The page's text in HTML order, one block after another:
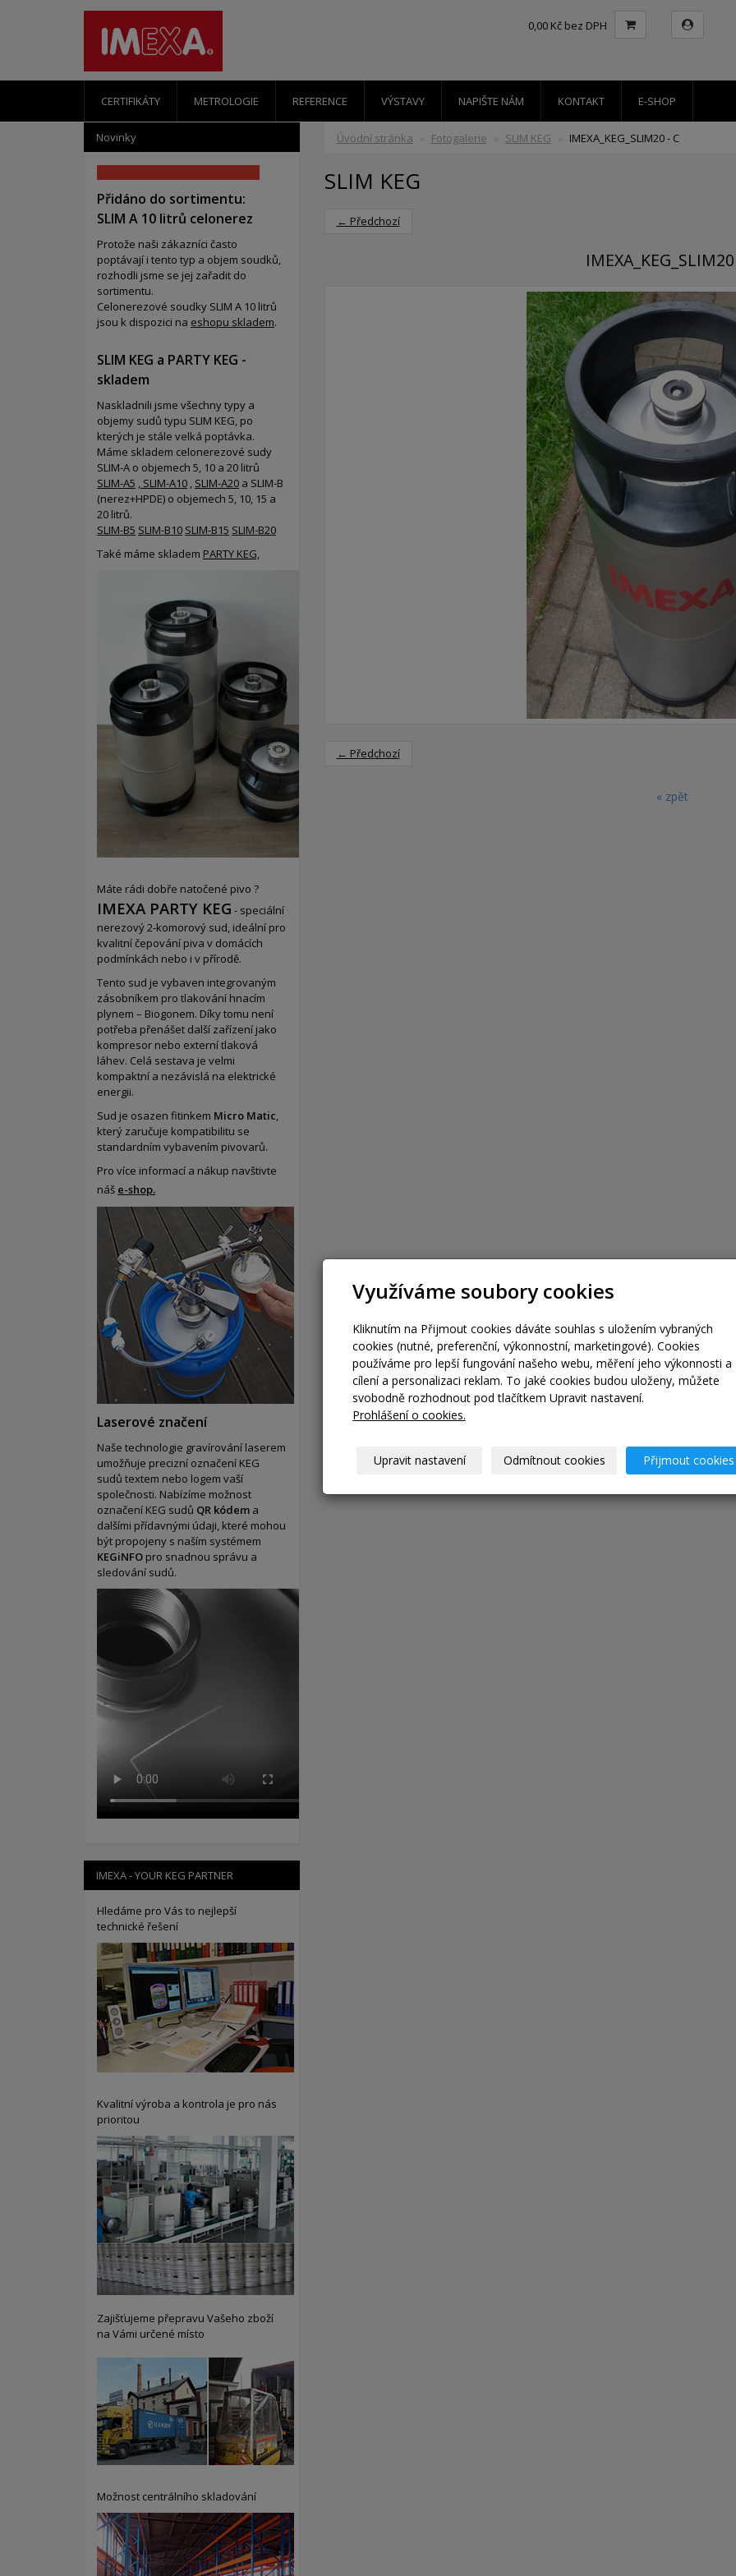
0,00 Kč bez DPH
CERTIFIKÁTY METROLOGIE REFERENCE VÝSTAVY NAPIŠTE NÁM KONTAKT E-SHOP
Úvodní stránka Fotogalerie SLIM KEG IMEXA_KEG_SLIM20 - C
SLIM KEG
← Předchozí
← Předchozí
« zpět
Novinky
Přidáno do sortimentu:
SLIM A 10 litrů celonerez
Protože naši zákazníci často
poptávají i tento typ a objem soudků,
rozhodli jsme se jej zařadit do
sortimentu.
Celonerezové soudky SLIM A 10 litrů
jsou k dispozici na eshopu skladem.
SLIM KEG a PARTY KEG -
skladem
Naskladnili jsme všechny typy a
objemy sudů typu SLIM KEG, po
kterých je stále velká poptávka.
Máme skladem celonerezové sudy
SLIM-A o objemech 5, 10 a 20 litrů
SLIM-A5 , SLIM-A10 , SLIM-A20 a SLIM-B
(nerez+HPDE) o objemech 5, 10, 15 a
20 litrů.
SLIM-B5 SLIM-B10 SLIM-B15 SLIM-B20
Také máme skladem PARTY KEG,
Máte rádi dobře natočené pivo ?
IMEXA PARTY KEG - speciální
nerezový 2-komorový sud, ideální pro
kvalitní čepování piva v domácích
podmínkách nebo i v přírodě.
Tento sud je vybaven integrovaným
zásobníkem pro tlakování hnacím
plynem – Biogonem. Díky tomu není
potřeba přenášet další zařízení jako
kompresor nebo externí tlaková
láhev. Celá sestava je velmi
kompaktní a nezávislá na elektrické
energii.
Sud je osazen fitinkem Micro Matic,
který zaručuje kompatibilitu se
standardním vybavením pivovarů.
Pro více informací a nákup navštivte
náš e-shop.
Laserové značení
Naše technologie gravírování laserem
umožňuje precizní označení KEG
sudů textem nebo logem vaší
společnosti. Nabízíme možnost
označení KEG sudů QR kódem a
dalšími přídavnými údaji, které mohou
být propojeny s naším systémem
KEGiNFO pro snadnou správu a
sledování sudů.
IMEXA - YOUR KEG PARTNER
Hledáme pro Vás to nejlepší
technické řešení
Kvalitní výroba a kontrola je pro nás
prioritou
Zajišťujeme přepravu Vašeho zboží
na Vámi určené místo
Možnost centrálního skladování
Využíváme soubory cookies
Kliknutím na Přijmout cookies dáváte souhlas s uložením vybraných
cookies (nutné, preferenční, výkonnostní, marketingové). Cookies
používáme pro lepší fungování našeho webu, měření jeho výkonnosti a
cílení a personalizaci reklam. To jaké cookies budou uloženy, můžete
svobodně rozhodnout pod tlačítkem Upravit nastavení.
Prohlášení o cookies.
Upravit nastavení Odmítnout cookies Přijmout cookies